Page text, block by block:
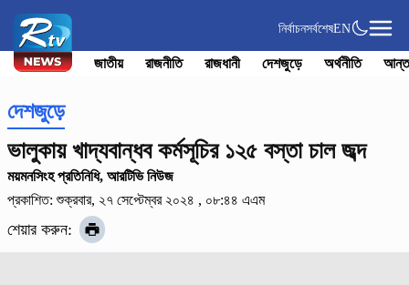
নির্বাচনসর্বশেষEN
জাতীয় রাজনীতি রাজধানী দেশজুড়ে অর্থনীতি
দেশজুড়ে
ভালুকায় খাদ্যবান্ধব কর্মসূচির ১২৫ বস্তা চাল জব্দ
ময়মনসিংহ প্রতিনিধি, আরটিভি নিউজ
প্রকাশিত: শুক্রবার, ২৭ সেপ্টেম্বর ২০২৪ , ০৮:৪৪ এএম
শেয়ার করুন: